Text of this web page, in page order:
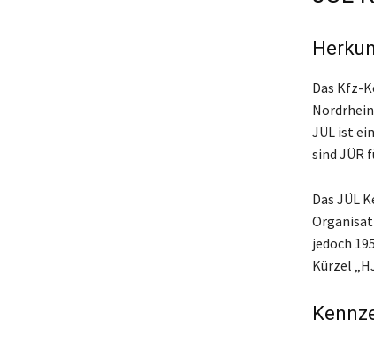
Das Kfz-
JÜL ist
sind JÜR
Das JÜL
jedoch
Kürzel